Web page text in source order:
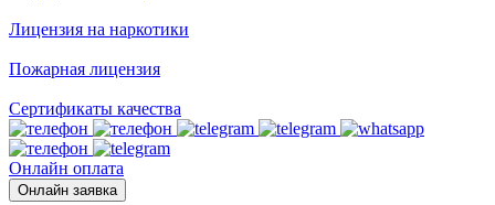
Лицензия на наркотики
Пожарная лицензия
Сертификаты качества
Онлайн оплата
Онлайн заявка